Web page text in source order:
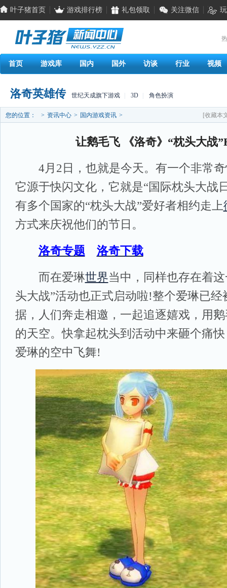
叶子猪首页 游戏排行榜 礼包领取 关注微信
首页 游戏库 国内 国外 访谈 行业 视频
洛奇英雄传 世纪天成旗下游戏 3D 角色扮演
您的位置： > 资讯中心 > 国内游戏资讯 > [收藏本
让鹅毛飞 《洛奇》“枕头大战
4月2日，也就是今天。有一个非常奇
它源于快闪文化，它就是“国际枕头大战
有多个国家的“枕头大战”爱好者相约走上
方式来庆祝他们的节日。
洛奇专题
洛奇下载
而在爱琳世界当中，同样也存在着
头大战”活动也正式启动啦!整个爱琳已
据，人们奔走相邀，一起追逐嬉戏，用
的天空。快拿起枕头到活动中来砸个痛
爱琳的空中飞舞!